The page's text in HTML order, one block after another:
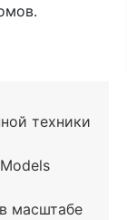
техники
масштабе